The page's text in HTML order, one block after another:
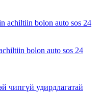
bolon auto sos 24